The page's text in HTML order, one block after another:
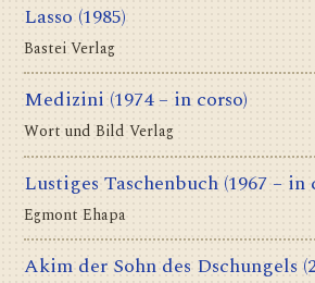
Lasso (1985)
Bastei Verlag
Medizini (1974 – in corso)
Wort und Bild Verlag
Lustiges Taschenbuch (1967 – in
Egmont Ehapa
Akim der Sohn des Dschungels